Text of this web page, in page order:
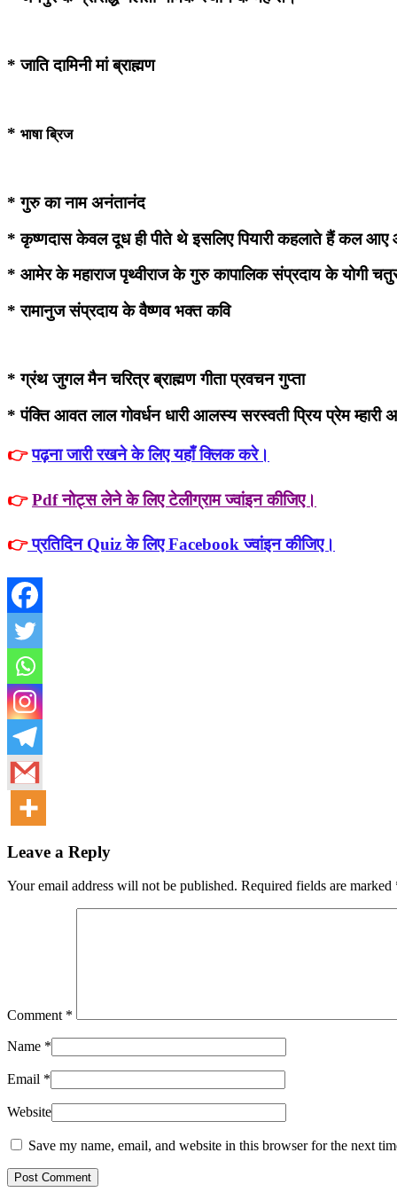
* जाति दामिनी मां ब्राह्मण
* भाषा ब्रिज
* गुरु का नाम अनंतानंद
* कृष्णदास केवल दूध ही पीते थे इसलिए पियारी कहलाते हैं कल
* आमेर के महाराज पृथ्वीराज के गुरु कापालिक संप्रदाय के योगी
* रामानुज संप्रदाय के वैष्णव भक्त कवि
*ग्रंथ जुगल मैन चरित्र ब्राह्मण गीता प्रवचन गुप्ता
* पंक्ति आवत लाल गोवर्धन धारी आलस्य सरस्वती प्रिय प्रेम म्हारी
👉पढ़ना जारी रखने के लिए यहाँ क्लिक करे।
👉Pdf नोट्स लेने के लिए टेलीग्राम ज्वांइन कीजिए।
👉प्रतिदिन Quiz के लिए Facebook ज्वांइन कीजिए।
Leave a Reply
Your email address will not be published. Required fields are marked
Comment *
Name *
Email *
Website
Save my name, email, and website in this browser for the next